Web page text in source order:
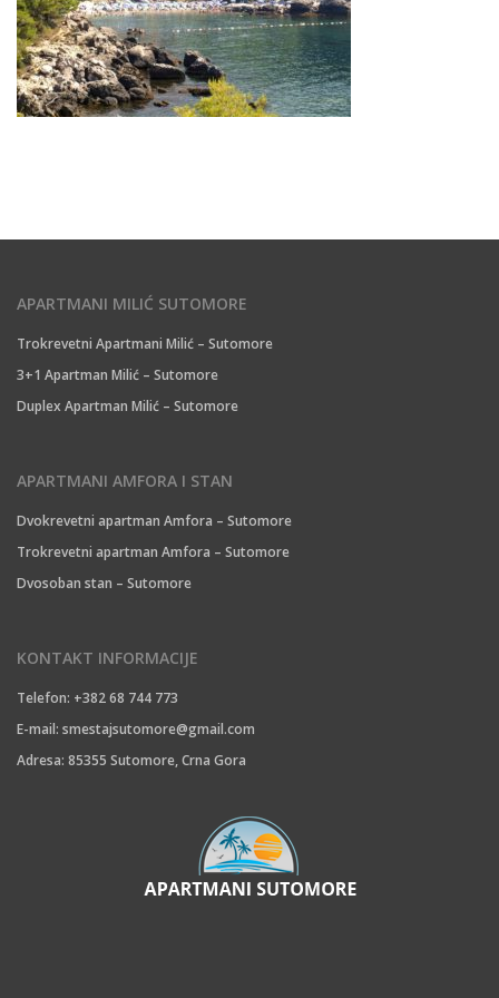
APARTMANI MILIĆ SUTOMORE
Trokrevetni Apartmani Milić – Sutomore
3+1 Apartman Milić – Sutomore
Duplex Apartman Milić – Sutomore
APARTMANI AMFORA I STAN
Dvokrevetni apartman Amfora – Sutomore
Trokrevetni apartman Amfora – Sutomore
Dvosoban stan – Sutomore
KONTAKT INFORMACIJE
Telefon: +382 68 744 773
E-mail: smestajsutomore@gmail.com
Adresa: 85355 Sutomore, Crna Gora